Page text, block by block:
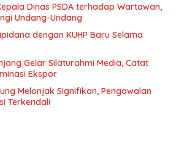
Dinas PSDA terhadap Wartawan,
Undang-Undang
dengan KUHP Baru Selama
Gelar Silaturahmi Media, Catat
Ekspor
Melonjak Signifikan, Pengawalan
Terkendali